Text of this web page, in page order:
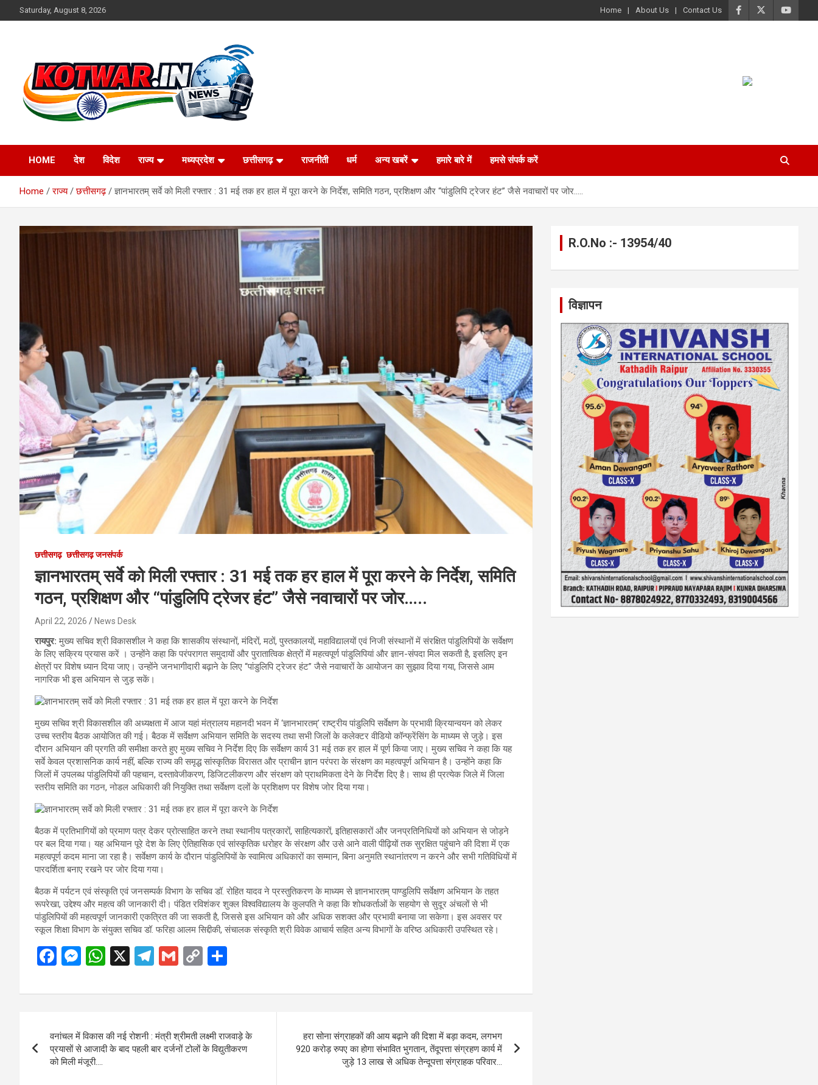
to
Saturday, August 8, 2026 Home About Us Contact Us
kotwar.in
HOME देश विदेश राज्य मध्यप्रदेश छत्तीसगढ़ राजनीती धर्म अन्य खबरें हमारे बारे में हमसे संपर्क करें
Home राज्य छत्तीसगढ़ ज्ञानभारतम् सर्वे को मिली रफ्तार : 31 मई तक हर हाल में पूरा करने के निर्देश, समिति गठन, प्रशिक्षण और “पांडुलिपि ट्रेजर हंट” जैसे नवाचारों पर जोर…..
छत्तीसगढ़ छत्तीसगढ़ जनसंपर्क
ज्ञानभारतम् सर्वे को मिली रफ्तार : 31 मई तक हर हाल में पूरा करने के निर्देश, समिति
गठन, प्रशिक्षण और “पांडुलिपि ट्रेजर हंट” जैसे नवाचारों पर जोर…..
April 22, 2026 News Desk
रायपुर:मुख्य सचिव श्री विकासशील ने कहा कि शासकीय संस्थानों, मंदिरों, मठों, पुस्तकालयों, महाविद्यालयों एवं निजी संस्थानों में संरक्षित पांडुलिपियों के सर्वेक्षण
के लिए सक्रिय प्रयास करें । उन्होंने कहा कि परंपरागत समुदायों और पुरातात्विक क्षेत्रों में महत्वपूर्ण पांडुलिपियां और ज्ञान-संपदा मिल सकती है, इसलिए इन
क्षेत्रों पर विशेष ध्यान दिया जाए। उन्होंने जनभागीदारी बढ़ाने के लिए “पांडुलिपि ट्रेजर हंट” जैसे नवाचारों के आयोजन का सुझाव दिया गया, जिससे आम
नागरिक भी इस अभियान से जुड़ सकें।
मुख्य सचिव श्री विकासशील की अध्यक्षता में आज यहां मंत्रालय महानदी भवन में ‘ज्ञानभारतम्’ राष्ट्रीय पांडुलिपि सर्वेक्षण के प्रभावी क्रियान्वयन को लेकर
उच्च स्तरीय बैठक आयोजित की गई। बैठक में सर्वेक्षण अभियान समिति के सदस्य तथा सभी जिलों के कलेक्टर वीडियो कॉन्फ्रेंसिंग के माध्यम से जुड़े। इस
दौरान अभियान की प्रगति की समीक्षा करते हुए मुख्य सचिव ने निर्देश दिए कि सर्वेक्षण कार्य 31 मई तक हर हाल में पूर्ण किया जाए। मुख्य सचिव ने कहा कि यह
सर्वे केवल प्रशासनिक कार्य नहीं, बल्कि राज्य की समृद्ध सांस्कृतिक विरासत और प्राचीन ज्ञान परंपरा के संरक्षण का महत्वपूर्ण अभियान है। उन्होंने कहा कि
जिलों में उपलब्ध पांडुलिपियों की पहचान, दस्तावेजीकरण, डिजिटलीकरण और संरक्षण को प्राथमिकता देने के निर्देश दिए है। साथ ही प्रत्येक जिले में जिला
स्तरीय समिति का गठन, नोडल अधिकारी की नियुक्ति तथा सर्वेक्षण दलों के प्रशिक्षण पर विशेष जोर दिया गया।
बैठक में प्रतिभागियों को प्रमाण पत्र देकर प्रोत्साहित करने तथा स्थानीय पत्रकारों, साहित्यकारों, इतिहासकारों और जनप्रतिनिधियों को अभियान से जोड़ने
पर बल दिया गया। यह अभियान पूरे देश के लिए ऐतिहासिक एवं सांस्कृतिक धरोहर के संरक्षण और उसे आने वाली पीढ़ियों तक सुरक्षित पहुंचाने की दिशा में एक
महत्वपूर्ण कदम माना जा रहा है। सर्वेक्षण कार्य के दौरान पांडुलिपियों के स्वामित्व अधिकारों का सम्मान, बिना अनुमति स्थानांतरण न करने और सभी गतिविधियों में
पारदर्शिता बनाए रखने पर जोर दिया गया।
बैठक में पर्यटन एवं संस्कृति एवं जनसम्पर्क विभाग के सचिव डॉ. रोहित यादव ने प्रस्तुतिकरण के माध्यम से ज्ञानभारतम् पाण्डुलिपि सर्वेक्षण अभियान के तहत
रूपरेखा, उद्देश्य और महत्व की जानकारी दी। पंडित रविशंकर शुक्ल विश्वविद्यालय के कुलपति ने कहा कि शोधकर्ताओं के सहयोग से सुदूर अंचलों से भी
पांडुलिपियों की महत्वपूर्ण जानकारी एकत्रित की जा सकती है, जिससे इस अभियान को और अधिक सशक्त और प्रभावी बनाया जा सकेगा। इस अवसर पर
स्कूल शिक्षा विभाग के संयुक्त सचिव डॉ. फरिहा आलम सिद्दीकी, संचालक संस्कृति श्री विवेक आचार्य सहित अन्य विभागों के वरिष्ठ अधिकारी उपस्थित रहे।
F
ce
o
o
k
M
se
g
er
W
at
A
p
X
T
e
a
m
G
ail
C
py
n
k
ar
navigation
वनांचल में विकास की नई रोशनी : मंत्री श्रीमती लक्ष्मी राजवाड़े के
प्रयासों से आजादी के बाद पहली बार दर्जनों टोलों के विद्युतीकरण
को मिली मंजूरी….
हरा सोना संग्राहकों की आय बढ़ाने की दिशा में बड़ा कदम, लगभग
920 करोड़ रुपए का होगा संभावित भुगतान, तेंदूपत्ता संग्रहण कार्य में
जुड़े 13 लाख से अधिक तेन्दूपत्ता संग्राहक परिवार…
R.O.No :- 13954/40
विज्ञापन